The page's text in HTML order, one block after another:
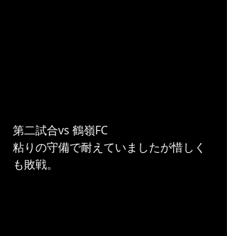
第二試合vs 鶴嶺FC
粘りの守備で耐えていましたが惜しく
も敗戦。